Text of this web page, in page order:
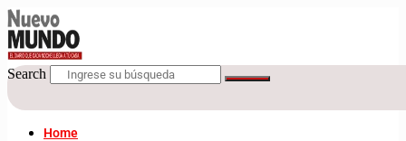
Search
Home